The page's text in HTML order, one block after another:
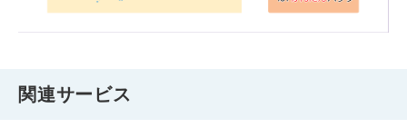
関連サービス